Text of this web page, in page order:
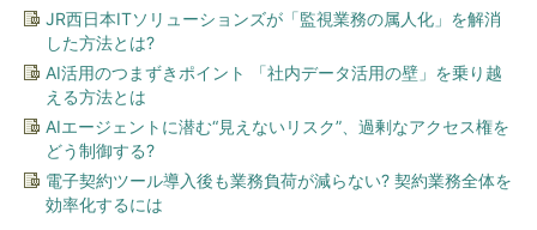
JR西日本ITソリューションズが「監視業務の属人化」を解消
した方法とは?
AI活用のつまずきポイント 「社内データ活用の壁」を乗り越
える方法とは
AIエージェントに潜む“見えないリスク”、過剰なアクセス権を
どう制御する?
電子契約ツール導入後も業務負荷が減らない? 契約業務全体を
効率化するには